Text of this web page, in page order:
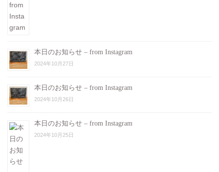
本日のお知らせ – from Instagram
2024年10月27日
本日のお知らせ – from Instagram
2024年10月26日
本日のお知らせ – from Instagram
2024年10月25日